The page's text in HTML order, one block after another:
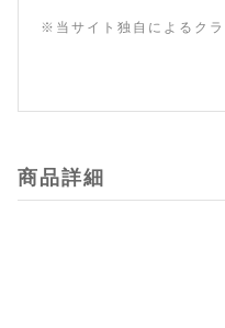
※当サイト独自によるクラ
商品詳細